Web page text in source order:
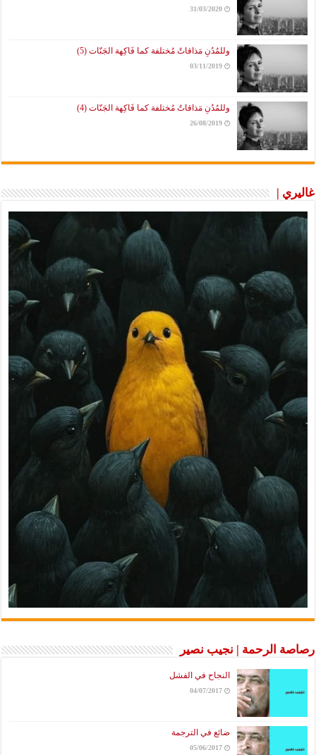
31/03/2020
وللمُدُنِ مَذاقاتٌ مُختلفة كما فَاكِهة الجَنّات (5)
03/11/2019
وللمُدُنِ مَذاقاتٌ مُختلفة كما فَاكِهة الجَنّات (4)
26/08/2019
غاليري |
رصاصة الرحمة | نجيب نصير
النجاح في الفشل
04/07/2017
ضائع في الترجمة
05/06/2017